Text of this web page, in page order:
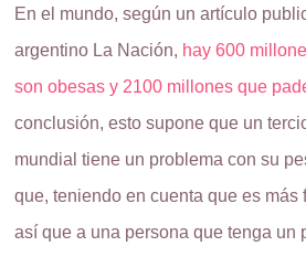
En el mundo, según un artículo
argentino La Nación, hay 600
son obesas y 2100 millones que
conclusión, esto supone que un
mundial tiene un problema con su
que, teniendo en cuenta que es
así que a una persona que tenga un